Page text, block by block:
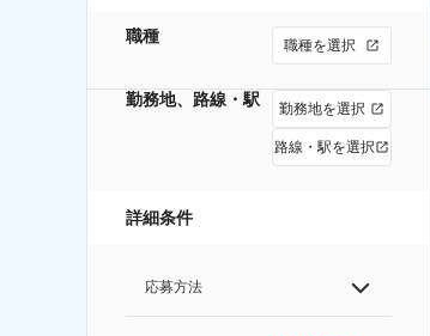
職種 職種を選択
勤務地、路線・駅 勤務地を選択
路線・駅を選択
詳細条件
応募方法